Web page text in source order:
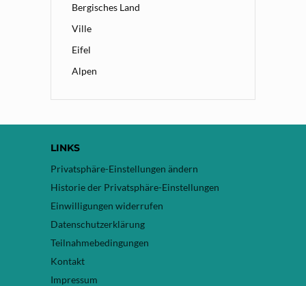
Bergisches Land
Ville
Eifel
Alpen
LINKS
Privatsphäre-Einstellungen ändern
Historie der Privatsphäre-Einstellungen
Einwilligungen widerrufen
Datenschutzerklärung
Teilnahmebedingungen
Kontakt
Impressum